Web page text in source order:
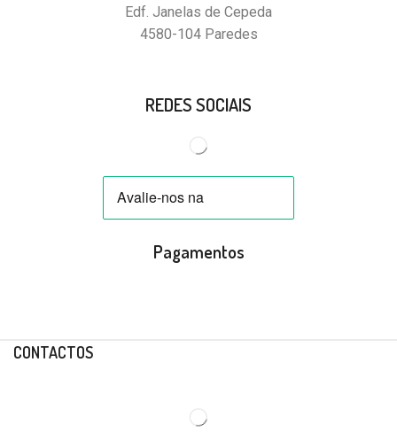
Edf. Janelas de Cepeda
4580-104 Paredes
REDES SOCIAIS
Pagamentos
CONTACTOS